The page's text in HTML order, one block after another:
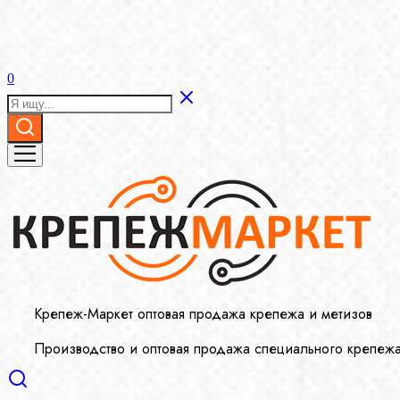
0
Крепеж-Маркет оптовая продажа крепежа и метизов
Производство и оптовая продажа специального